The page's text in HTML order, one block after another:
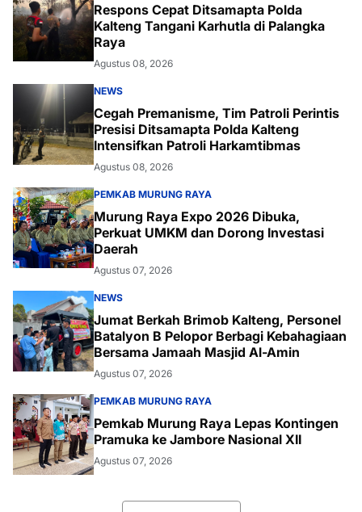
Respons Cepat Ditsamapta Polda
Kalteng Tangani Karhutla di Palangka
Raya
Agustus 08, 2026
NEWS
Cegah Premanisme, Tim Patroli Perintis
Presisi Ditsamapta Polda Kalteng
Intensifkan Patroli Harkamtibmas
Agustus 08, 2026
PEMKAB MURUNG RAYA
Murung Raya Expo 2026 Dibuka,
Perkuat UMKM dan Dorong Investasi
Daerah
Agustus 07, 2026
NEWS
Jumat Berkah Brimob Kalteng, Personel
Batalyon B Pelopor Berbagi Kebahagiaan
Bersama Jamaah Masjid Al-Amin
Agustus 07, 2026
PEMKAB MURUNG RAYA
Pemkab Murung Raya Lepas Kontingen
Pramuka ke Jambore Nasional XII
Agustus 07, 2026